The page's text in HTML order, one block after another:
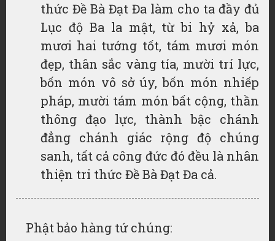
thức Đề Bà Đạt Đa làm cho ta đầy đủ
Lục độ Ba la mật, từ bi hỷ xả, ba
mươi hai tướng tốt, tám mươi món
đẹp, thân sắc vàng tía, mười trí lực,
bốn món vô sở úy, bốn món nhiếp
pháp, mười tám món bất cộng, thần
thông đạo lực, thành bậc chánh
đẳng chánh giác rộng độ chúng
sanh, tất cả công đức đó đều là nhân
thiện tri thức Đề Bà Đạt Đa cả.
Phật bảo hàng tứ chúng: